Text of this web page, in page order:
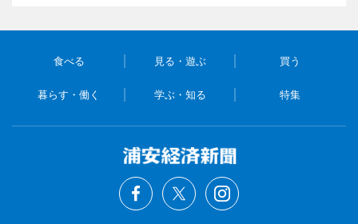
食べる 見る・遊ぶ 買う
暮らす・働く 学ぶ・知る 特集